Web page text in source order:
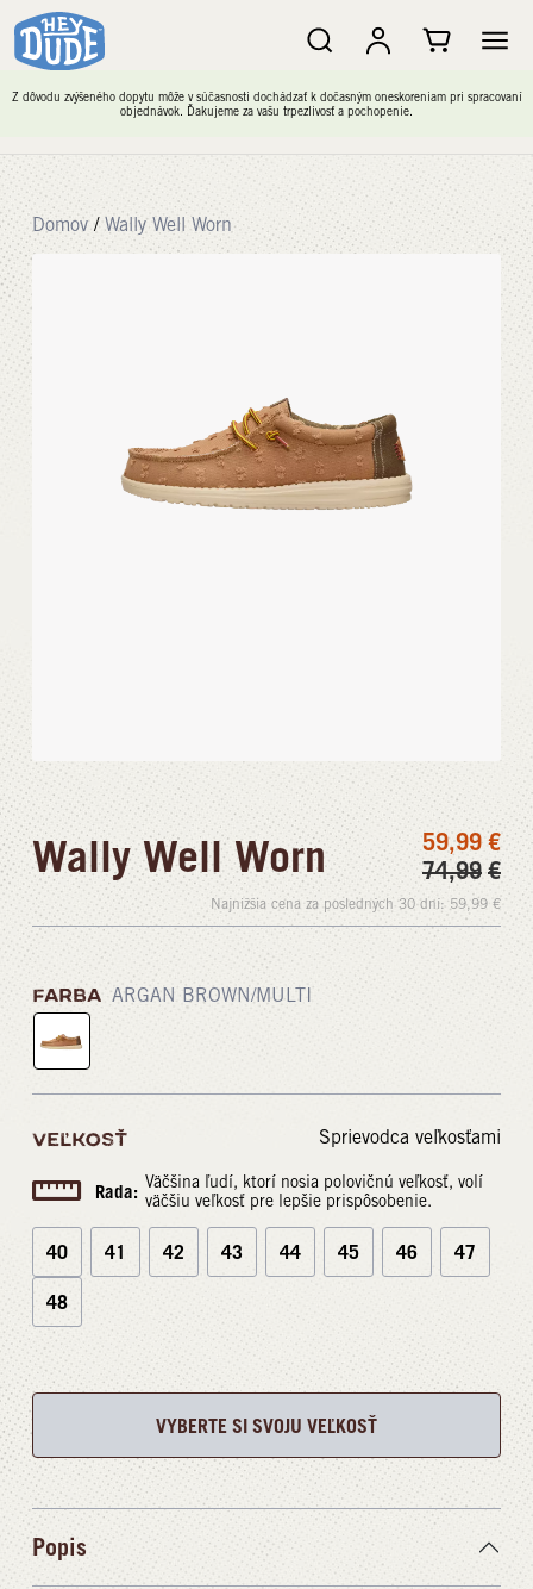
Z dôvodu zvýšeného dopytu môže v súčasnosti dochádzať k dočasným oneskoreniam pri spracovaní
objednávok. Ďakujeme za vašu trpezlivosť a pochopenie.
Domov / Wally Well Worn
Wally Well Worn 59,99 €
74,99 €
Najnižšia cena za posledných 30 dní:59,99 €
FARBA ARGAN BROWN/MULTI
VEĽKOSŤ Sprievodca veľkosťami
Rada: Väčšina ľudí, ktorí nosia polovičnú veľkosť, volí
väčšiu veľkosť pre lepšie prispôsobenie.
40 41 42 43 44 45 46 47
48
VYBERTE SI SVOJU VEĽKOSŤ
Popis